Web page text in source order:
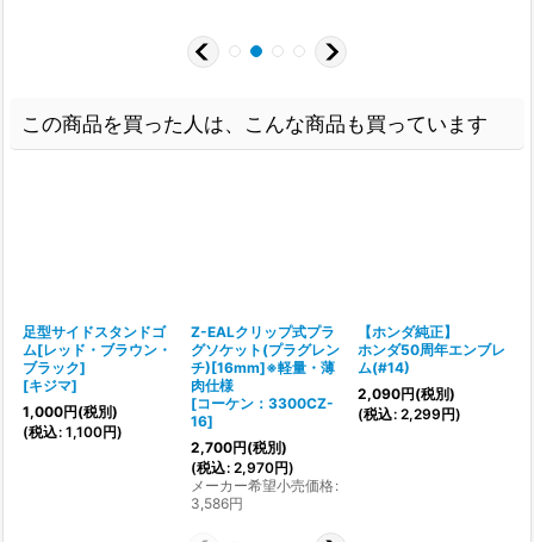
この商品を買った人は、こんな商品も買っています
足型サイドスタンドゴ
ム[レッド・ブラウン・
ブラック]
[キジマ]
1,000円(税別)
(税込: 1,100円)
Z-EALクリップ式プラ
グソケット(プラグレン
チ)[16mm]※軽量・薄
肉仕様
[コーケン：3300CZ-
16]
2,700円(税別)
(税込: 2,970円)
メーカー希望小売価格:
3,586円
【ホンダ純正】
ホンダ50周年エンブレ
ム(#14)
2,090円(税別)
(税込: 2,299円)